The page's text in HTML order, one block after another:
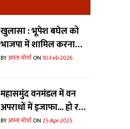
खुलासा : भूपेश बघेल को
भाजपा में शामिल करना
चाहते थे मोदी और शाह?
BYअपना मोर्चाON10-Feb-2026
महासमुंद वनमंडल में वन
अपराधों में इजाफा... हो रहा
है जानवरों का
BYअपना मोर्चाON25-Apr-2025